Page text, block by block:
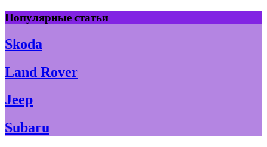
Skip
to
content
Популярные статьи
Skoda
Land Rover
Jeep
Subaru